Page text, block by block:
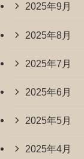
2025年9月
2025年8月
2025年7月
2025年6月
2025年5月
2025年4月